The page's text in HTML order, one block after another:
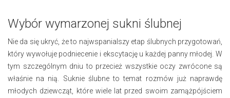
Wybór wymarzonej sukni ślubnej
Nie da się ukryć, że to najwspanialszy etap ślubnych przygotowań,
który wywołuje podniecenie i ekscytację u każdej panny młodej. W
tym szczególnym dniu to przecież wszystkie oczy zwrócone są
właśnie na nią. Suknie ślubne to temat rozmów już naprawdę
młodych dziewcząt, które wiele lat przed swoim zamążpójściem